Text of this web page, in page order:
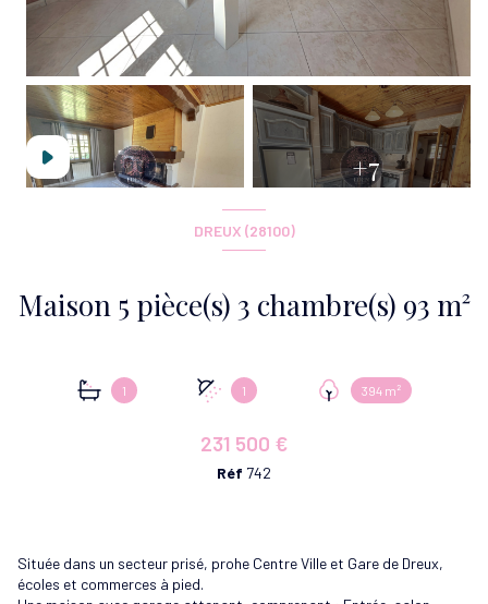
+7
DREUX (28100)
Maison 5 pièce(s) 3 chambre(s) 93 m²
1 1 394 m²
231 500 €
Réf 742
Située dans un secteur prisé, prohe Centre Ville et Gare de Dreux,
écoles et commerces à pied.